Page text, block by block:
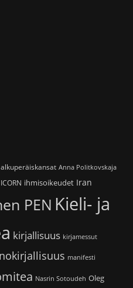
alkuperäiskansat Anna Politkovskaja
ICORN ihmisoikeudet Iran
PEN Kieli- ja
kirjallisuus kirjamessut
manifesti
Nasrin Sotoudeh Oleg